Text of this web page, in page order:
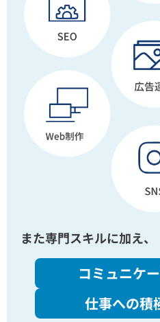
また専門スキルに加え、
コミュニケ
仕事への積